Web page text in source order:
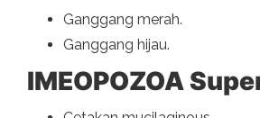
Ganggang merah.
Ganggang hijau.
IMEOPOZOA